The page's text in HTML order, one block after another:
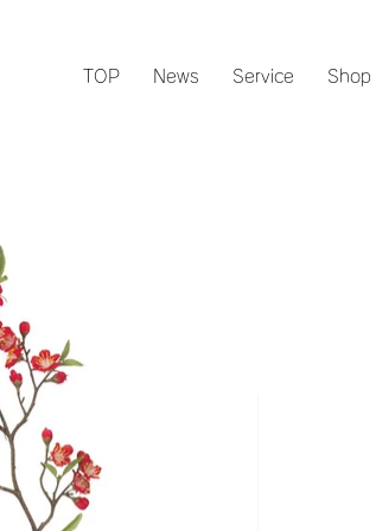
TOP News Service Shop